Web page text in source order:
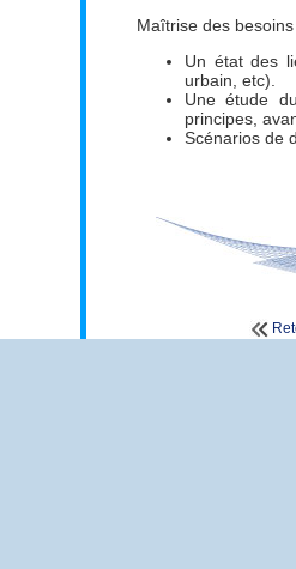
Maîtrise des
Un état des
urbain, etc).
Une étude
principes,
Scénarios de